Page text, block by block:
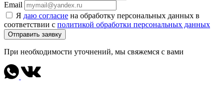
Email
Я даю согласие на обработку персональных данных в
соответствии с политикой обработки персональных данных
Отправить заявку
При необходимости уточнений, мы свяжемся с вами